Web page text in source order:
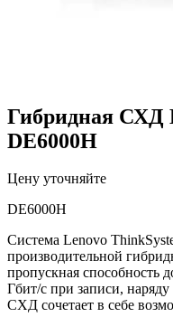
Гибридная СХД
DE6000H
Цену уточняйте
DE6000H
Система Lenovo
производительной
пропускная способность
Гбит/с при записи,
СХД сочетает в себе